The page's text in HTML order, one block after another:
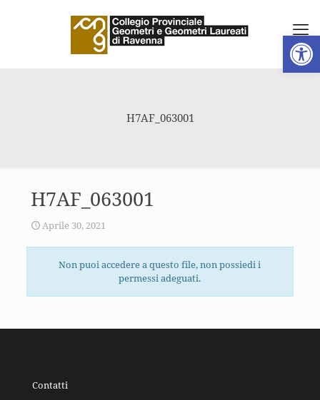
Apri
H7AF_063001
H7AF_063001
Aprile 30, 2021
Non puoi accedere a questo file, non possiedi i
permessi adeguati.
Contatti